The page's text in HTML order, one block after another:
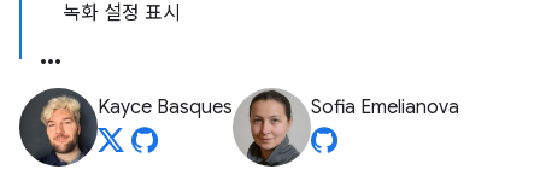
녹화 설정 표시
Kayce Basques Sofia Emelianova